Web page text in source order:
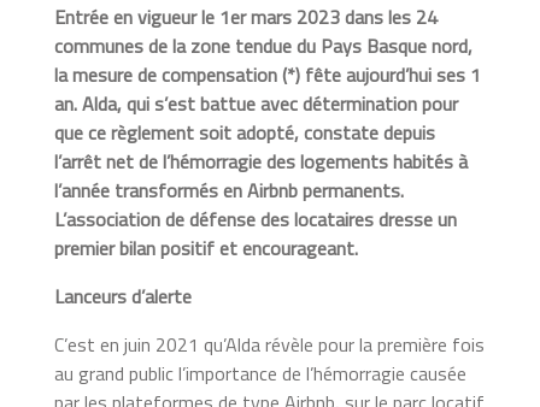
Entrée en vigueur le 1er mars 2023 dans les 24
communes de la zone tendue du Pays Basque nord,
la mesure de compensation (*) fête aujourd’hui ses 1
an. Alda, qui s’est battue avec détermination pour
que ce règlement soit adopté, constate depuis
l’arrêt net de l’hémorragie des logements habités à
l’année transformés en Airbnb permanents.
L’association de défense des locataires dresse un
premier bilan positif et encourageant.
Lanceurs d’alerte
C’est en juin 2021 qu’Alda révèle pour la première fois
au grand public l’importance de l’hémorragie causée